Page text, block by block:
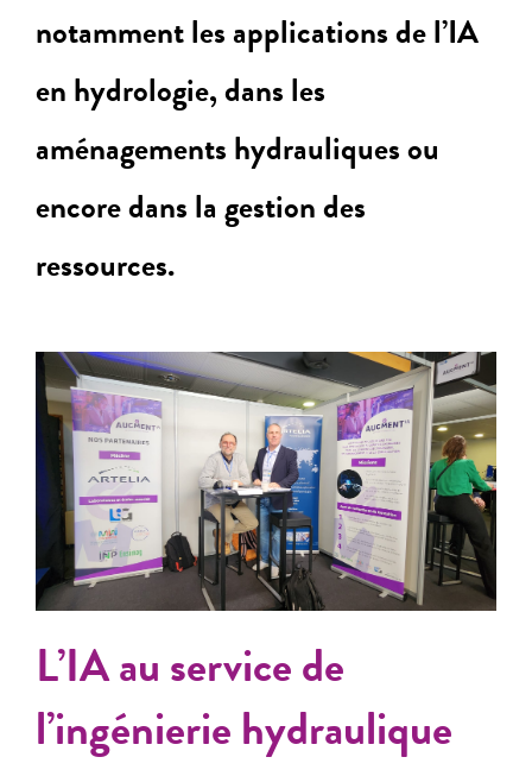
notamment les applications de l’IA
en hydrologie, dans les
aménagements hydrauliques ou
encore dans la gestion des
ressources.
L’IA au service de
l’ingénierie hydraulique